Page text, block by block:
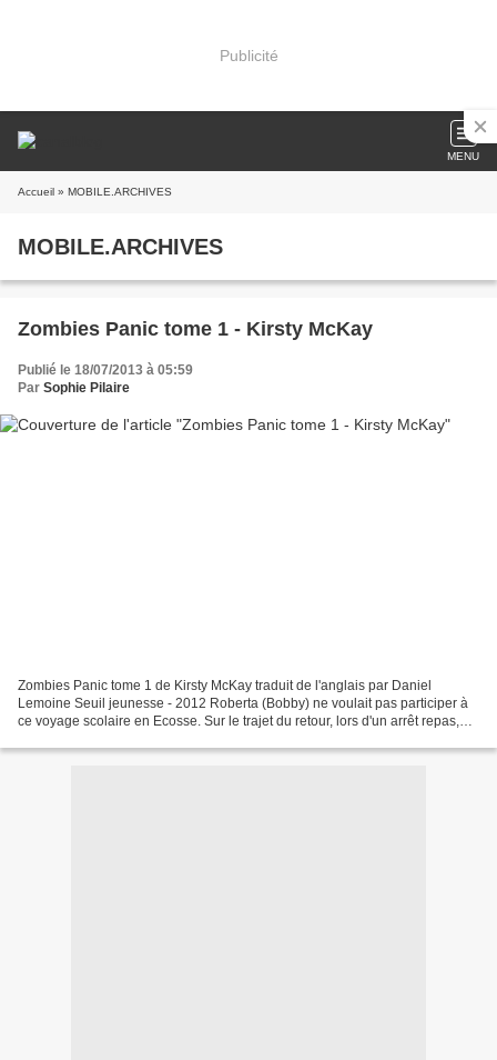
Publicité
MENU
Accueil » MOBILE.ARCHIVES
MOBILE.ARCHIVES
Zombies Panic tome 1 - Kirsty McKay
Publié le 18/07/2013 à 05:59
Par Sophie Pilaire
Zombies Panic tome 1 de Kirsty McKay traduit de l'anglais par Daniel
Lemoine Seuil jeunesse - 2012 Roberta (Bobby) ne voulait pas participer à
ce voyage scolaire en Ecosse. Sur le trajet du retour, lors d'un arrêt repas,